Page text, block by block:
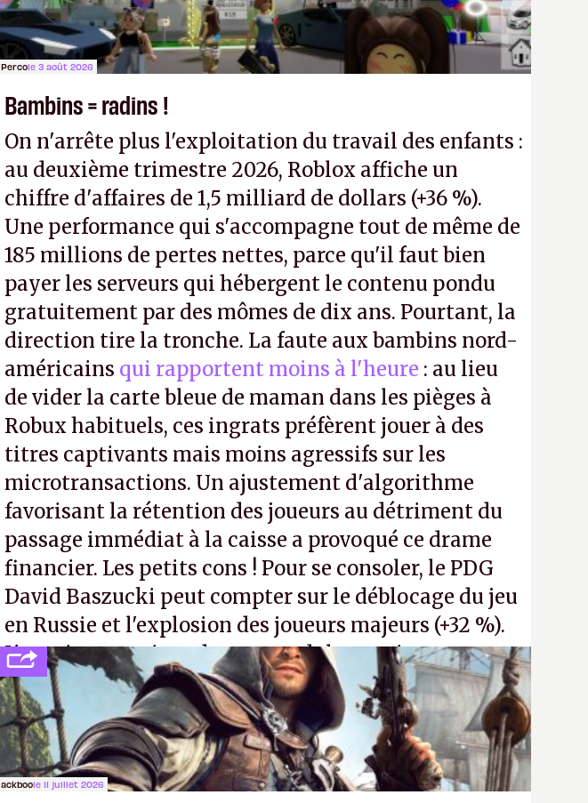
Percole 3 août 2026
Bambins = radins !
On n'arrête plus l'exploitation du travail des enfants :
au deuxième trimestre 2026, Roblox affiche un
chiffre d'affaires de 1,5 milliard de dollars (+36 %).
Une performance qui s'accompagne tout de même de
185 millions de pertes nettes, parce qu'il faut bien
payer les serveurs qui hébergent le contenu pondu
gratuitement par des mômes de dix ans. Pourtant, la
direction tire la tronche. La faute aux bambins nord-
américains qui rapportent moins à l'heure : au lieu
de vider la carte bleue de maman dans les pièges à
Robux habituels, ces ingrats préfèrent jouer à des
titres captivants mais moins agressifs sur les
microtransactions. Un ajustement d'algorithme
favorisant la rétention des joueurs au détriment du
passage immédiat à la caisse a provoqué ce drame
financier. Les petits cons ! Pour se consoler, le PDG
David Baszucki peut compter sur le déblocage du jeu
en Russie et l'explosion des joueurs majeurs (+32 %).
L'avenir appartient donc aux adultes, qui ne sont
jamais que des enfants avec du pouvoir d'achat.P.
ackboole 11 juillet 2026